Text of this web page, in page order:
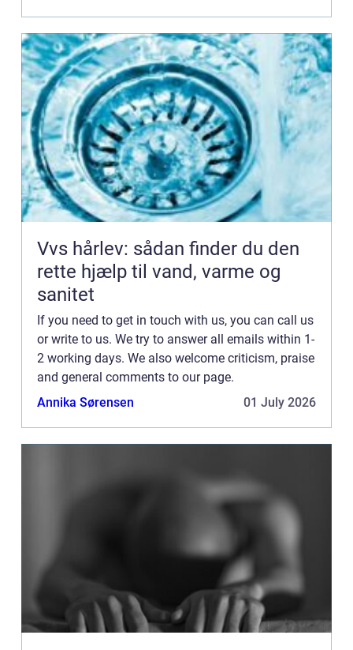
Vvs hårlev: sådan finder du den
rette hjælp til vand, varme og
sanitet
If you need to get in touch with us, you can call us
or write to us. We try to answer all emails within 1-
2 working days. We also welcome criticism, praise
and general comments to our page.
Annika Sørensen
01 July 2026